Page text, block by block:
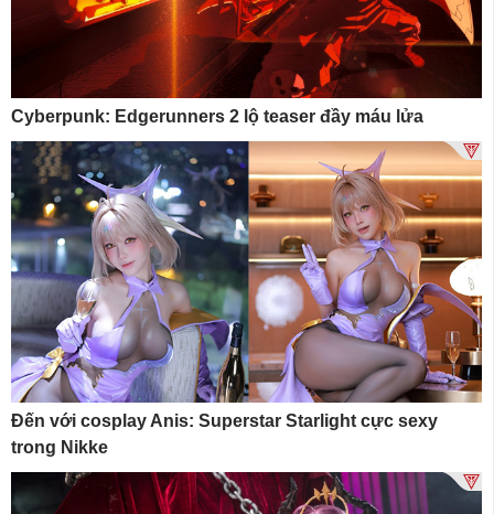
Cyberpunk: Edgerunners 2 lộ teaser đầy máu lửa
Đến với cosplay Anis: Superstar Starlight cực sexy
trong Nikke